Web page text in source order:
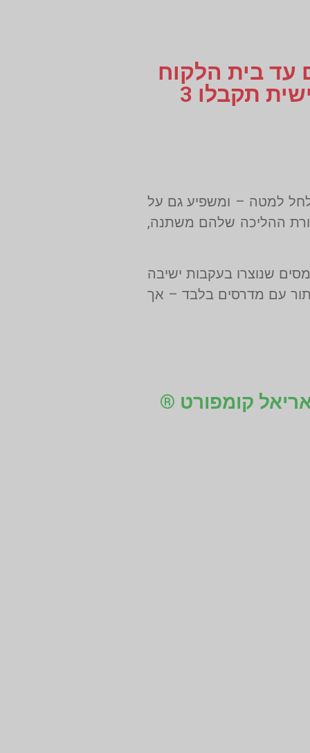
עד בית הלקוח
או עד למקום העבודה, לוקחים מידות למדרסים בהתאמה אישית תקבלו 3
למטה – ומשפיע גם על
ההליכה שלהם משתנה,
שנוצרו בעקבות ישיבה
עם מדרסים בלבד – אך
קומפורט ®